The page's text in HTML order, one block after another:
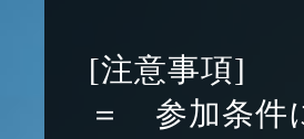
[注意事項]
＝ 参加条件